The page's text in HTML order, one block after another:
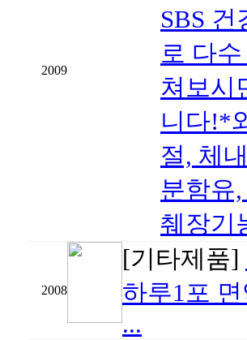
2009
SBS
로 다
쳐보시
니다!*
절, 체
분함유
췌장기
2008
[기타제품]
하루1포
...